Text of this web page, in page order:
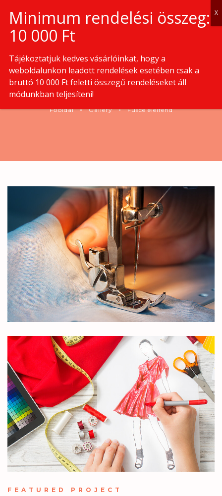
FUSCE ELEIFEND
Főoldal Gallery Fusce eleifend
FEATURED PROJECT
Tájékoztatjuk kedves vásárlóinkat, hogy a
weboldalunkon leadott rendelések esetében csak a
bruttó 10 000 Ft feletti összegű rendeléseket áll
módunkban teljesíteni!